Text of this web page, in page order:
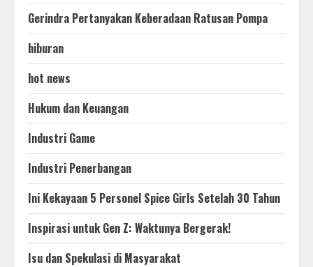
Gerindra Pertanyakan Keberadaan Ratusan Pompa
hiburan
hot news
Hukum dan Keuangan
Industri Game
Industri Penerbangan
Ini Kekayaan 5 Personel Spice Girls Setelah 30 Tahun
Inspirasi untuk Gen Z: Waktunya Bergerak!
Isu dan Spekulasi di Masyarakat